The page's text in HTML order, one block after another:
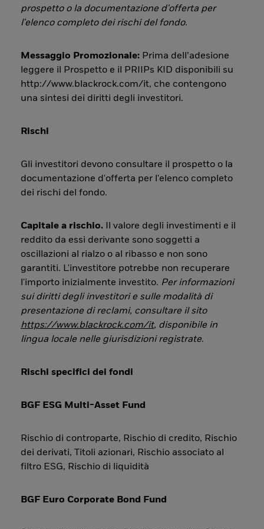
prospetto o la documentazione d'offerta per
l'elenco completo dei rischi del fondo.
Messaggio Promozionale: Prima dell’adesione
leggere il Prospetto e il PRIIPs KID disponibili su
http://www.blackrock.com/it, che contengono
una sintesi dei diritti degli investitori.
Rischi
Gli investitori devono consultare il prospetto o la
documentazione d'offerta per l'elenco completo
dei rischi del fondo.
Capitale a rischio. Il valore degli investimenti e il
reddito da essi derivante sono soggetti a
oscillazioni al rialzo o al ribasso e non sono
garantiti. L'investitore potrebbe non recuperare
l'importo inizialmente investito. Per informazioni
sui diritti degli investitori e sulle modalità di
presentazione di reclami, consultare il sito
https://www.blackrock.com/it, disponibile in
lingua locale nelle giurisdizioni registrate.
Rischi specifici dei fondi
BGF ESG Multi-Asset Fund
Rischio di controparte, Rischio di credito, Rischio
dei derivati, Titoli azionari, Rischio associato al
filtro ESG, Rischio di liquidità
BGF Euro Corporate Bond Fund